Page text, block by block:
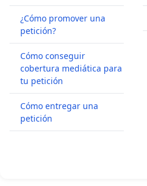
¿Cómo promover una
petición?
Cómo conseguir
cobertura mediática para
tu petición
Cómo entregar una
petición